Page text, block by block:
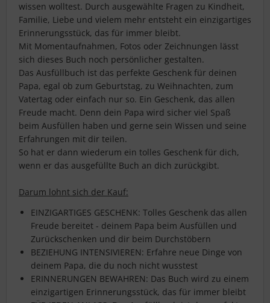
wissen wolltest. Durch ausgewählte Fragen zu Kindheit,
Familie, Liebe und vielem mehr entsteht ein einzigartiges
Erinnerungsstück, das für immer bleibt.
Mit Momentaufnahmen, Fotos oder Zeichnungen lässt
sich dieses Buch noch persönlicher gestalten.
Das Ausfüllbuch ist das perfekte Geschenk für deinen
Papa, egal ob zum Geburtstag, zu Weihnachten, zum
Vatertag oder einfach nur so. Ein Geschenk, das allen
Freude macht. Denn dein Papa wird sicher viel Spaß
beim Ausfüllen haben und gerne sein Wissen und seine
Erfahrungen mit dir teilen.
So hat er dann wiederum ein tolles Geschenk für dich,
wenn er das ausgefüllte Buch an dich zurückgibt.
Darum lohnt sich der Kauf:
EINZIGARTIGES GESCHENK: Tolles Geschenk das allen
Freude bereitet - deinem Papa beim Ausfüllen und
Zurückschenken und dir beim Durchstöbern
BEZIEHUNG INTENSIVIEREN: Erfahre neue Dinge von
deinem Papa, die du noch nicht wusstest
ERINNERUNGEN BEWAHREN: Das Buch wird zu einem
einzigartigen Erinnerungsstück, das für immer bleibt